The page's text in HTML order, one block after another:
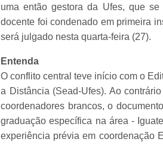
uma então gestora da Ufes, que
docente foi condenado em primeira
será julgado nesta quarta-feira (27).
Entenda
O conflito central teve início com o
a Distância (Sead-Ufes). Ao
coordenadores brancos, o
graduação específica na área -
experiência prévia em coordenação